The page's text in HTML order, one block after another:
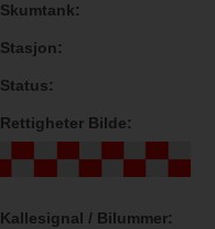
Skumtank
Stasjon
Status
Rettigheter Bilde
Kallesignal / Bilummer